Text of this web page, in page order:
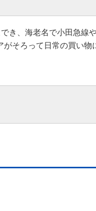
き、海老名で小田急線
そろって日常の買い物